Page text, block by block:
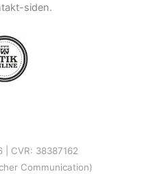
siden.
CVR: 38387162
Communication)